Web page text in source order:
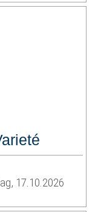
17.10.2026